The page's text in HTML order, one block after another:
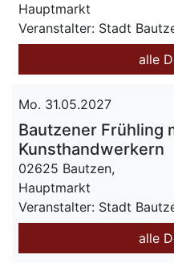
Hauptmarkt
Veranstalter: Stadt
alle
Mo. 31.05.2027
Bautzener Frühling
Kunsthandwerkern
02625 Bautzen,
Hauptmarkt
Veranstalter: Stadt
alle